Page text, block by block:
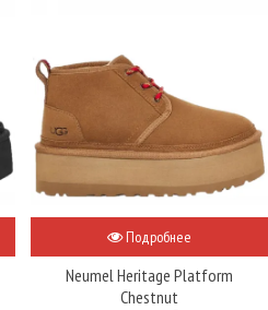
Подробнее
Neumel Heritage Platform
Chestnut